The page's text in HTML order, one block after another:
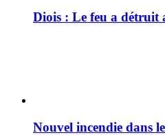
Diois : Le feu a détruit
Nouvel incendie dans